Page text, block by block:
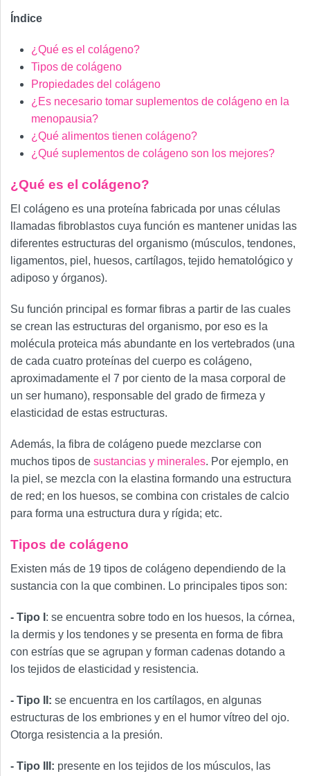
Índice
¿Qué es el colágeno?
Tipos de colágeno
Propiedades del colágeno
¿Es necesario tomar suplementos de colágeno en la
menopausia?
¿Qué alimentos tienen colágeno?
¿Qué suplementos de colágeno son los mejores?
¿Qué es el colágeno?
El colágeno es una proteína fabricada por unas células
llamadas fibroblastos cuya función es mantener unidas las
diferentes estructuras del organismo (músculos, tendones,
ligamentos, piel, huesos, cartílagos, tejido hematológico y
adiposo y órganos).
Su función principal es formar fibras a partir de las cuales
se crean las estructuras del organismo, por eso es la
molécula proteica más abundante en los vertebrados (una
de cada cuatro proteínas del cuerpo es colágeno,
aproximadamente el 7 por ciento de la masa corporal de
un ser humano), responsable del grado de firmeza y
elasticidad de estas estructuras.
Además, la fibra de colágeno puede mezclarse con
muchos tipos de sustancias y minerales. Por ejemplo, en
la piel, se mezcla con la elastina formando una estructura
de red; en los huesos, se combina con cristales de calcio
para forma una estructura dura y rígida; etc.
Tipos de colágeno
Existen más de 19 tipos de colágeno dependiendo de la
sustancia con la que combinen. Lo principales tipos son:
- Tipo I : se encuentra sobre todo en los huesos, la córnea,
la dermis y los tendones y se presenta en forma de fibra
con estrías que se agrupan y forman cadenas dotando a
los tejidos de elasticidad y resistencia.
- Tipo II: se encuentra en los cartílagos, en algunas
estructuras de los embriones y en el humor vítreo del ojo.
Otorga resistencia a la presión.
- Tipo III: presente en los tejidos de los músculos, las